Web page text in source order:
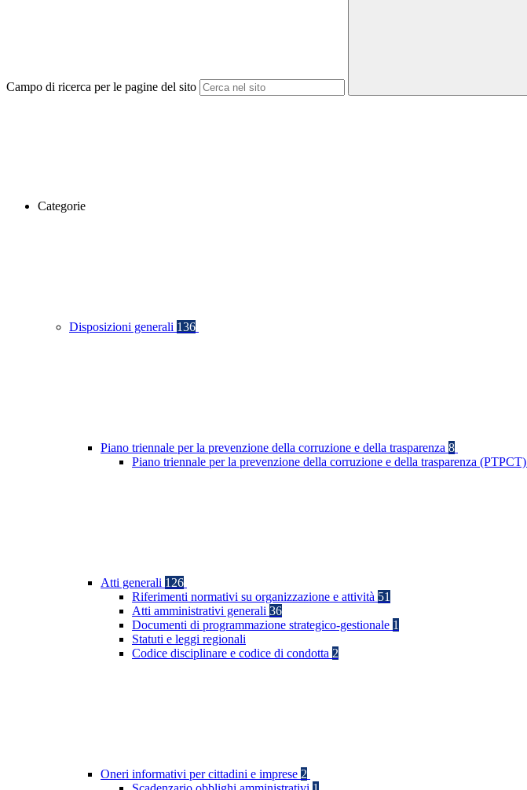
Campo di ricerca per le pagine del sito
Categorie
Disposizioni generali 136
Piano triennale per la prevenzione della corruzione e della trasparenza 8
Piano triennale per la prevenzione della corruzione e della trasparenza (PTPCT)
Atti generali 126
Riferimenti normativi su organizzazione e attività 51
Atti amministrativi generali 36
Documenti di programmazione strategico-gestionale 1
Statuti e leggi regionali
Codice disciplinare e codice di condotta 2
Oneri informativi per cittadini e imprese 2